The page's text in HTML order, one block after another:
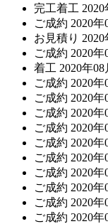
完工着工 2020
ご成約 2020年
お見積り 2020
ご成約 2020年
着工 2020年08
ご成約 2020年
ご成約 2020年
ご成約 2020年
ご成約 2020年
ご成約 2020年
ご成約 2020年
ご成約 2020年
ご成約 2020年
ご成約 2020年
ご成約 2020年